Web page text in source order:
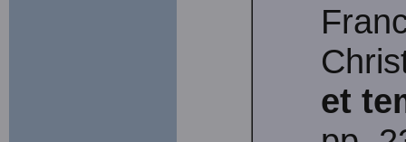
et